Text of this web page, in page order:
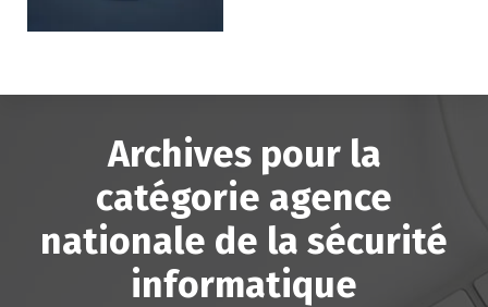
e
Archives pour la
catégorie agence
nationale de la sécurité
informatique